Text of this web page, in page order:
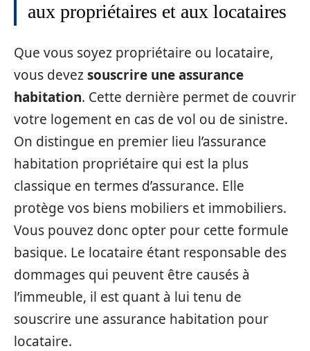
aux propriétaires et aux locataires
Que vous soyez propriétaire ou locataire,
vous devezsouscrire une assurance
habitation. Cette dernière permet de couvrir
votre logement en cas de vol ou de sinistre.
On distingue en premier lieu l’assurance
habitation propriétaire qui est la plus
classique en termes d’assurance. Elle
protège vos biens mobiliers et immobiliers.
Vous pouvez donc opter pour cette formule
basique. Le locataire étant responsable des
dommages qui peuvent être causés à
l’immeuble, il est quant à lui tenu de
souscrire une assurance habitation pour
locataire.